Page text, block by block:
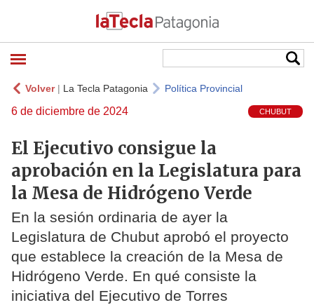
Volver| La Tecla Patagonia Política Provincial
6 de diciembre de 2024 CHUBUT
El Ejecutivo consigue la
aprobación en la Legislatura para
la Mesa de Hidrógeno Verde
En la sesión ordinaria de ayer la
Legislatura de Chubut aprobó el proyecto
que establece la creación de la Mesa de
Hidrógeno Verde. En qué consiste la
iniciativa del Ejecutivo de Torres